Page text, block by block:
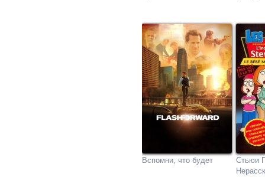
Вспомни, что будет
Стьюи